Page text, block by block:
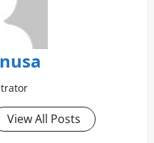
View All Posts